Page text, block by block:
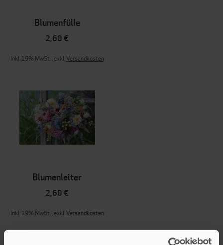
Blumenfülle
2,60 €
Inkl. 19% MwSt.,exkl.Versandkosten
Blumenleiter
2,60 €
Inkl. 19% MwSt.,exkl.Versandkosten